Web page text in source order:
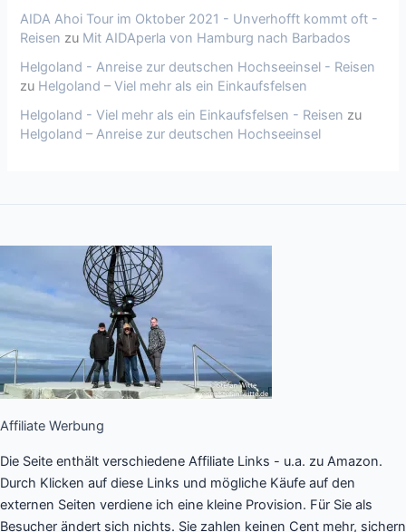
AIDA Ahoi Tour im Oktober 2021 - Unverhofft kommt oft -
Reisen zu Mit AIDAperla von Hamburg nach Barbados
Helgoland - Anreise zur deutschen Hochseeinsel - Reisen
zu Helgoland – Viel mehr als ein Einkaufsfelsen
Helgoland - Viel mehr als ein Einkaufsfelsen - Reisen zu
Helgoland – Anreise zur deutschen Hochseeinsel
Affiliate Werbung
Die Seite enthält verschiedene Affiliate Links - u.a. zu Amazon.
Durch Klicken auf diese Links und mögliche Käufe auf den
externen Seiten verdiene ich eine kleine Provision. Für Sie als
Besucher ändert sich nichts. Sie zahlen keinen Cent mehr, sichern